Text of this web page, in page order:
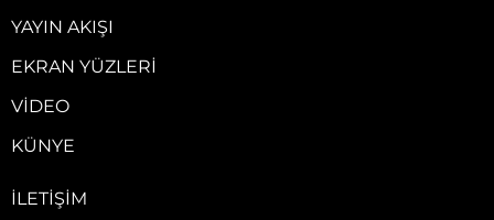
YAYIN AKIŞI
EKRAN YÜZLERI
VIDEO
KÜNYE
İLETIŞIM